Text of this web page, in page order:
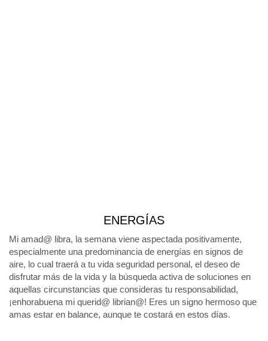
ENERGÍAS
Mi amad@ libra, la semana viene aspectada positivamente,
especialmente una predominancia de energías en signos de
aire, lo cual traerá a tu vida seguridad personal, el deseo de
disfrutar más de la vida y la búsqueda activa de soluciones en
aquellas circunstancias que consideras tu responsabilidad,
¡enhorabuena mi querid@ librian@! Eres un signo hermoso que
amas estar en balance, aunque te costará en estos días.